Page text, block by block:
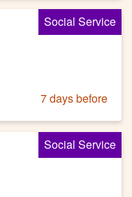
Social Service
7 days before
Social Service